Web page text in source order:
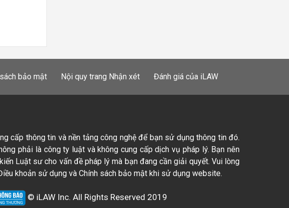
bảo mật Nội quy trang Nhận xét Đánh giá của iLAW
cấp thông tin và nền tảng công nghệ để bạn sử dụng thông tin đó.
phải là công ty luật và không cung cấp dịch vụ pháp lý. Bạn nên
Luật sư cho vấn đề pháp lý mà bạn đang cần giải quyết. Vui lòng
khoản sử dụng và Chính sách bảo mật khi sử dụng website.
© iLAW Inc. All Rights Reserved 2019